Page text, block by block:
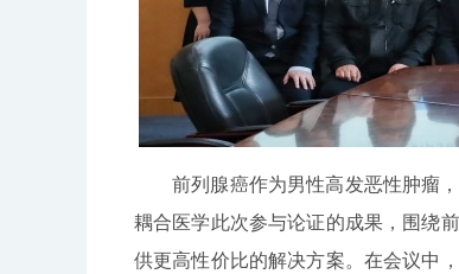
前列腺癌作为男性高发恶性肿瘤
耦合医学此次参与论证的成果，围绕
供更高性价比的解决方案。在会议中